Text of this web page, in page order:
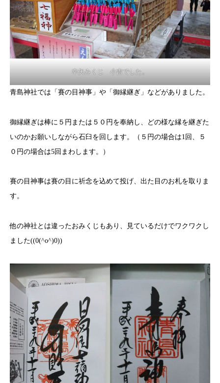
幸矢みくじ 小吉でした。
青島神社では「賽の目神事」や「御縁継ぎ」などがありました。
御縁継ぎは棒に５円または５０円を奉納し、どの様な縁を継ぎた
いのかお願いしながら石臼を回します。（５円の場合は1回、５
０円の場合は5回まわします。）
賽の目神事は賽の目に祈念を込めて投げ、出た目のお札を取りま
す。
他の神社とは違ったおみくじもあり、見ているだけでワクワクし
ました((0(^o^)0))